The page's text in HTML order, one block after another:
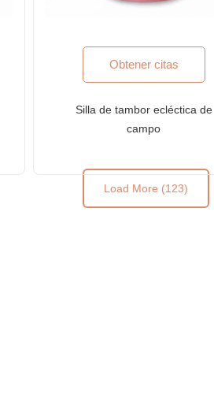
Obtener citas
Silla de tambor ecléctica de
campo
Load More (123)